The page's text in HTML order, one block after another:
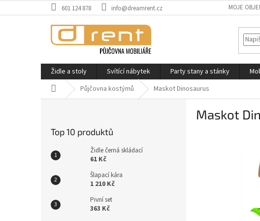
na
601 124 878 info@dreamrent.cz MOJE
Židle a stoly Svítící nábytek Party stany a stánky
Domů Půjčovna kostýmů Maskot Dinosaurus
Top 10 produktů
Židle černá skládací
61 Kč
Šlapací kára
1 210 Kč
Pivní set
363 Kč
Maskot